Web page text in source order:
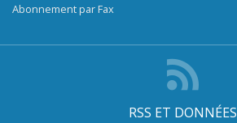
Abonnement par Fax
RSS ET DONNÉES